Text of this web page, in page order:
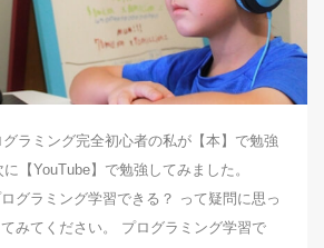
ラミング完全初心者の私が【本】で勉強
【YouTube】で勉強してみました。
ログラミング学習できる？ って疑問に思っ
みてください。 プログラミング学習で